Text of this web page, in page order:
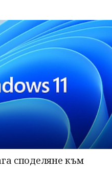
споделяне към